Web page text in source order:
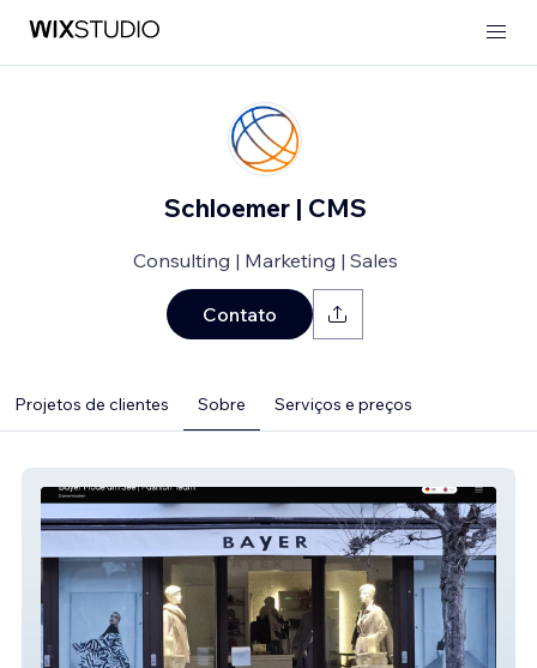
Schloemer | CMS
Consulting | Marketing | Sales
Contato
Projetos de clientes Sobre Serviços e preços